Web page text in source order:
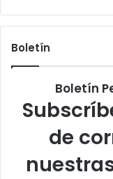
Boletín
Boletín
de